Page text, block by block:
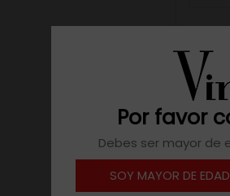
Por favor
Debes ser mayor de
SOY MAYOR DE EDAD